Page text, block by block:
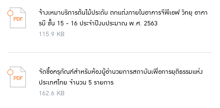
จ้างเหมาบริการต้นไม้ประดับ ตกแต่งภายในอาคารจีพีเอฟ วิทยุ อาคา
รบี ชั้น 15 - 16 ประจำปีงบประมาณ พ.ศ. 2563
115.9 KB
จัดซื้อครุภัณฑ์สำหรับห้องผู้อำนวยการสถาบันเพื่อการยุติธรรมแห่ง
ประเทศไทย จำนวน 5 รายการ
162.6 KB